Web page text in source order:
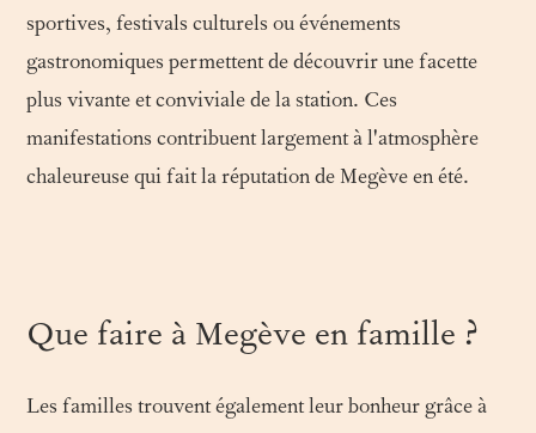
sportives, festivals culturels ou événements
gastronomiques permettent de découvrir une facette
plus vivante et conviviale de la station. Ces
manifestations contribuent largement à l'atmosphère
chaleureuse qui fait la réputation de Megève en été.
Que faire à Megève en famille ?
Les familles trouvent également leur bonheur grâce à